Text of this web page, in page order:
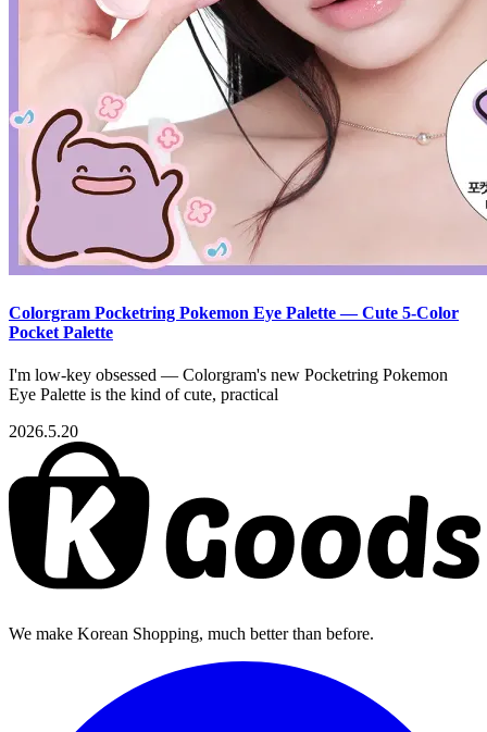
Colorgram Pocketring Pokemon Eye Palette — Cute 5-Color
Pocket Palette
I'm low-key obsessed — Colorgram's new Pocketring Pokemon
Eye Palette is the kind of cute, practical
2026.5.20
We make Korean Shopping, much better than before.